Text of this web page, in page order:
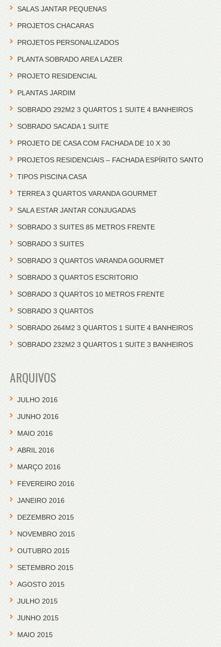
SALAS JANTAR PEQUENAS
PROJETOS CHACARAS
PROJETOS PERSONALIZADOS
PLANTA SOBRADO AREA LAZER
PROJETO RESIDENCIAL
PLANTAS JARDIM
SOBRADO 292M2 3 QUARTOS 1 SUITE 4 BANHEIROS
SOBRADO SACADA 1 SUITE
PROJETO DE CASA COM FACHADA DE 10 X 30
PROJETOS RESIDENCIAIS – FACHADA ESPÍRITO SANTO
TIPOS PISCINA CASA
TERREA 3 QUARTOS VARANDA GOURMET
SALA ESTAR JANTAR CONJUGADAS
SOBRADO 3 SUITES 85 METROS FRENTE
SOBRADO 3 SUITES
SOBRADO 3 QUARTOS VARANDA GOURMET
SOBRADO 3 QUARTOS ESCRITORIO
SOBRADO 3 QUARTOS 10 METROS FRENTE
SOBRADO 3 QUARTOS
SOBRADO 264M2 3 QUARTOS 1 SUITE 4 BANHEIROS
SOBRADO 232M2 3 QUARTOS 1 SUITE 3 BANHEIROS
ARQUIVOS
JULHO 2016
JUNHO 2016
MAIO 2016
ABRIL 2016
MARÇO 2016
FEVEREIRO 2016
JANEIRO 2016
DEZEMBRO 2015
NOVEMBRO 2015
OUTUBRO 2015
SETEMBRO 2015
AGOSTO 2015
JULHO 2015
JUNHO 2015
MAIO 2015